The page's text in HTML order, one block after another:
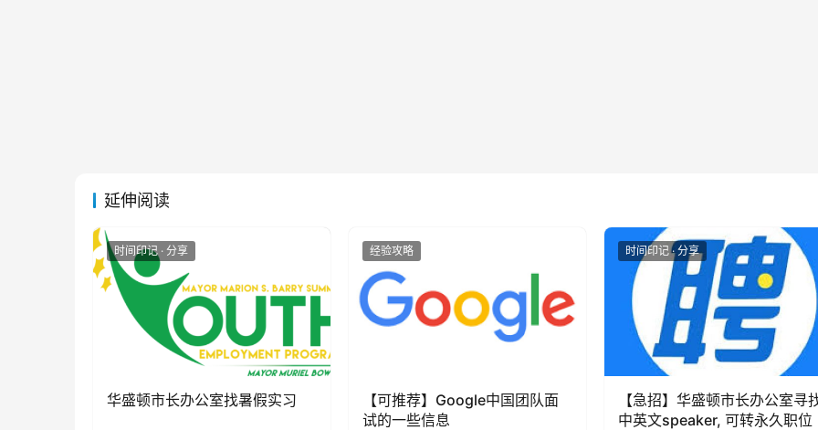
延伸阅读
时间印记 · 分享
华盛顿市长办公室找暑假实习
经验攻略
【可推荐】Google中国团队面
试的一些信息
时间印记 · 分享
【急招】华盛顿市长办公室寻
中英文speaker, 可转永久职位